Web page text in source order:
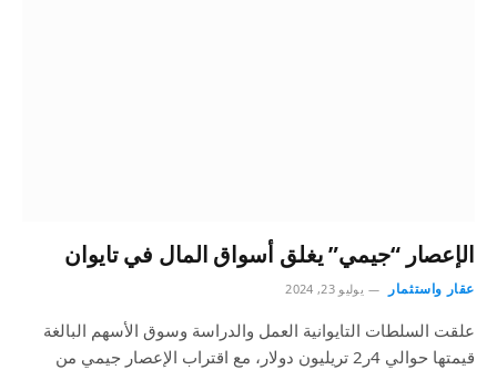
الإعصار “جيمي” يغلق أسواق المال في تايوان
عقار واستثمار يوليو 23, 2024
علقت السلطات التايوانية العمل والدراسة وسوق الأسهم البالغة
قيمتها حوالي 4ر2 تريليون دولار، مع اقتراب الإعصار جيمي من